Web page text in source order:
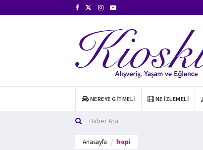
NEREYE GITMELI NE İZLEMELI
Anasayfa hopi